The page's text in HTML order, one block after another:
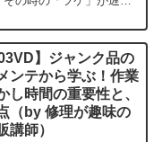
】ジャンク品の
ンテから学ぶ！作業
し時間の重要性と、
（by 修理が趣味の
講師）